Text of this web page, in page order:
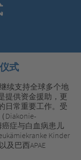
式
续支持全球多个地
提供资金援助，更
日常重要工作。受
Diakonie-
癌症与白血病患儿
Kinder
及巴西APAE